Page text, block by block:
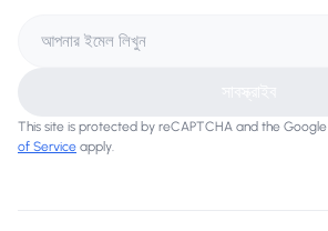
This site is protected by reCAPTCHA and the Google
of Service apply.